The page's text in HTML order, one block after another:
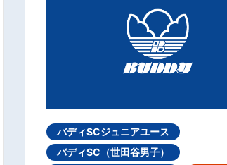
バディSCジュニアユース
バディSC（世田谷男子）